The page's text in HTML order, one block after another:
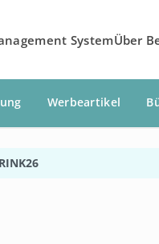
SystemÜber
Werbeartikel